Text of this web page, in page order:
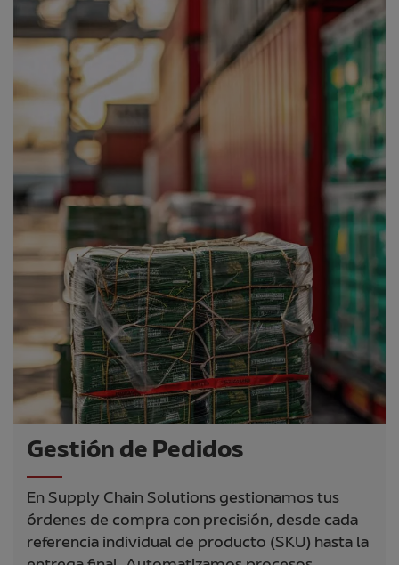
Gestión de Pedidos
En Supply Chain Solutions gestionamos tus
órdenes de compra con precisión, desde cada
referencia individual de producto (SKU) hasta la